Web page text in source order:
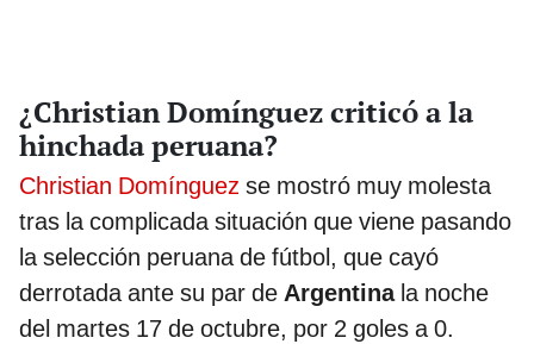
¿Christian Domínguez criticó a la
hinchada peruana?
Christian Domínguez se mostró muy molesta
tras la complicada situación que viene pasando
la selección peruana de fútbol, que cayó
derrotada ante su par de Argentina la noche
del martes 17 de octubre, por 2 goles a 0.